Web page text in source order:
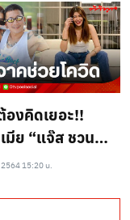
องคิดเยอะ!!
มีย “แจ๊ส ชวน
าคเงิน ทำบุญ 4
15:20 น.